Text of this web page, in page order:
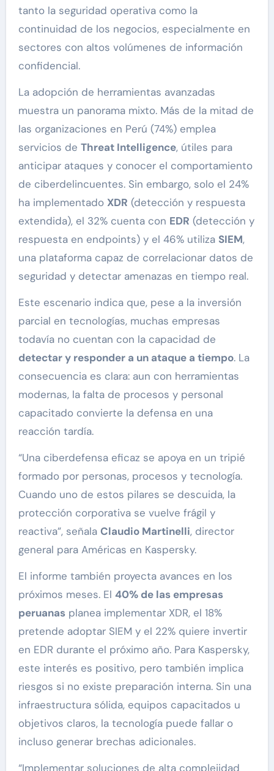
tanto la seguridad operativa como la
continuidad de los negocios, especialmente en
sectores con altos volúmenes de información
confidencial.
La adopción de herramientas avanzadas
muestra un panorama mixto. Más de la mitad de
las organizaciones en Perú (74%) emplea
servicios de Threat Intelligence, útiles para
anticipar ataques y conocer el comportamiento
de ciberdelincuentes. Sin embargo, solo el 24%
ha implementado XDR (detección y respuesta
extendida), el 32% cuenta con EDR (detección y
respuesta en endpoints) y el 46% utiliza SIEM,
una plataforma capaz de correlacionar datos de
seguridad y detectar amenazas en tiempo real.
Este escenario indica que, pese a la inversión
parcial en tecnologías, muchas empresas
todavía no cuentan con la capacidad de
detectar y responder a un ataque a tiempo. La
consecuencia es clara: aun con herramientas
modernas, la falta de procesos y personal
capacitado convierte la defensa en una
reacción tardía.
“Una ciberdefensa eficaz se apoya en un tripié
formado por personas, procesos y tecnología.
Cuando uno de estos pilares se descuida, la
protección corporativa se vuelve frágil y
reactiva”, señala Claudio Martinelli, director
general para Américas en Kaspersky.
El informe también proyecta avances en los
próximos meses. El 40% de las empresas
peruanasplanea implementar XDR, el 18%
pretende adoptar SIEM y el 22% quiere invertir
en EDR durante el próximo año. Para Kaspersky,
este interés es positivo, pero también implica
riesgos si no existe preparación interna. Sin una
infraestructura sólida, equipos capacitados u
objetivos claros, la tecnología puede fallar o
incluso generar brechas adicionales.
“Implementar soluciones de alta complejidad